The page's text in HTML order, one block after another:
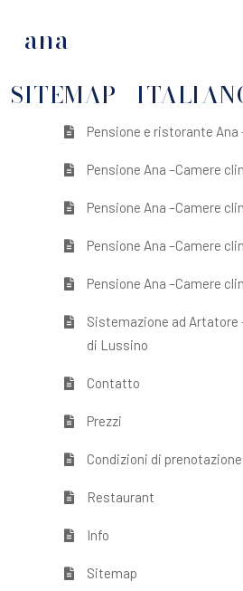
ana
SITEMAP -
Pensione e ristorante
Pensione Ana –Camere
Pensione Ana –Camere
Pensione Ana –Camere
Pensione Ana –Camere
Sistemazione ad Artatore
di Lussino
Contatto
Prezzi
Condizioni di prenotazione
Restaurant
Info
Sitemap